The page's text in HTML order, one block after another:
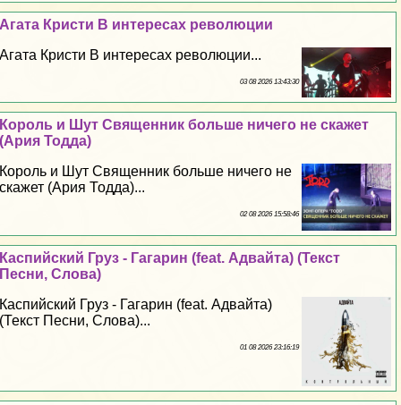
Агата Кристи В интересах революции
Агата Кристи В интересах революции...
03 08 2026 13:43:30
Король и Шут Священник больше ничего не скажет
(Ария Тодда)
Король и Шут Священник больше ничего не
скажет (Ария Тодда)...
02 08 2026 15:58:46
Каспийский Груз - Гагарин (feat. Адвайта) (Текст
Песни, Слова)
Каспийский Груз - Гагарин (feat. Адвайта)
(Текст Песни, Слова)...
01 08 2026 23:16:19